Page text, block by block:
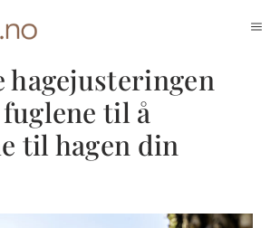
hagejusteringen
til å
til hagen din